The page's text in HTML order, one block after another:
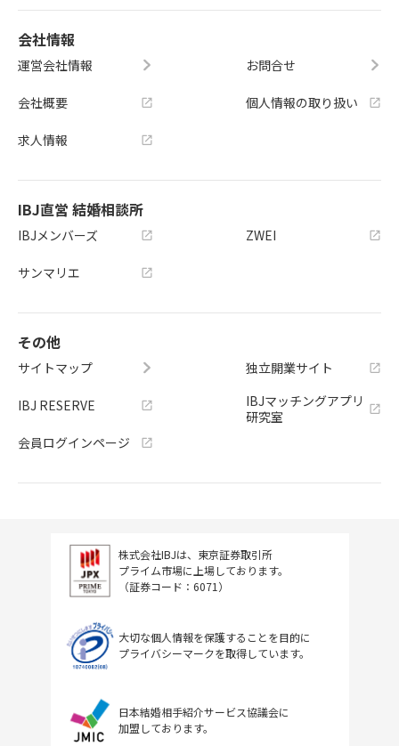
会社情報
運営会社情報
会社概要
求人情報
お問合せ
個人情報の取り扱い
IBJ直営 結婚相談所
IBJメンバーズ
サンマリエ
ZWEI
その他
サイトマップ
IBJ RESERVE
会員ログインページ
独立開業サイト
IBJマッチングアプリ
研究室
株式会社IBJは、東京証券取引所
プライム市場に上場しております。
（証券コード：6071）
大切な個人情報を保護することを目的に
プライバシーマークを取得しています。
日本結婚相手紹介サービス協議会に
加盟しております。